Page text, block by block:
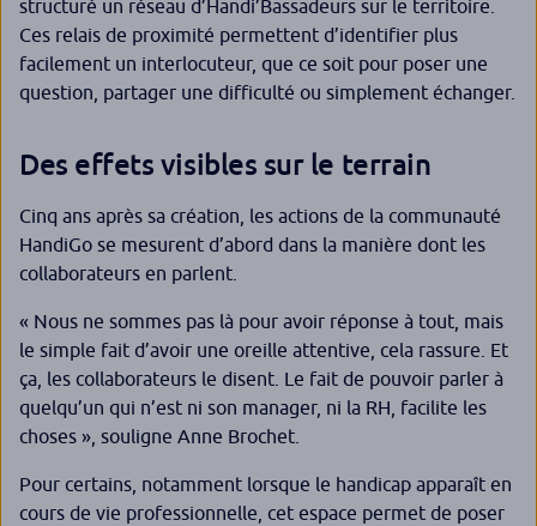
structuré un réseau d’Handi’Bassadeurs sur le territoire.
Ces relais de proximité permettent d’identifier plus
facilement un interlocuteur, que ce soit pour poser une
question, partager une difficulté ou simplement échanger.
Des effets visibles sur le terrain
Cinq ans après sa création, les actions de la communauté
HandiGo se mesurent d’abord dans la manière dont les
collaborateurs en parlent.
« Nous ne sommes pas là pour avoir réponse à tout, mais
le simple fait d’avoir une oreille attentive, cela rassure. Et
ça, les collaborateurs le disent. Le fait de pouvoir parler à
quelqu’un qui n’est ni son manager, ni la RH facilite les
choses », souligne Anne Brochet.
Pour certains, notamment lorsque le handicap apparaît en
cours de vie professionnelle, cet espace permet de poser